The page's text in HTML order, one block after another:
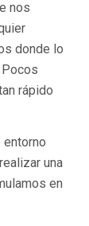
nos
donde lo
rápido
entorno
una
en